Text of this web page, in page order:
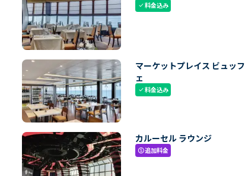
check料金込み
マーケットプレイス ビュッフ
ェ
check料金込み
カルーセル ラウンジ
paid追加料金